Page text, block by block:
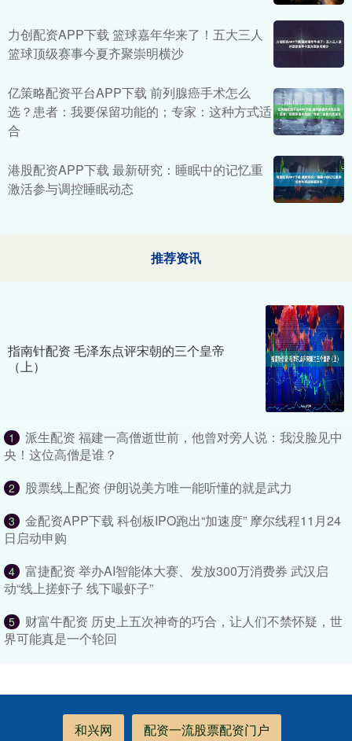
力创配资APP下载 篮球嘉年华来了！五大三人
篮球顶级赛事今夏齐聚崇明横沙
亿策略配资平台APP下载 前列腺癌手术怎么
选？患者：我要保留功能的；专家：这种方式适
合
港股配资APP下载 最新研究：睡眠中的记忆重
激活参与调控睡眠动态
推荐资讯
指南针配资 毛泽东点评宋朝的三个皇帝
（上）
1
派生配资 福建一高僧逝世前，他曾对旁人说：我没脸见中
央！这位高僧是谁？
2 股票线上配资 伊朗说美方唯一能听懂的就是武力
3
金配资APP下载 科创板IPO跑出“加速度” 摩尔线程11月24
日启动申购
4
富捷配资 举办AI智能体大赛、发放300万消费券 武汉启
动“线上搓虾子 线下嘬虾子”
5
财富牛配资 历史上五次神奇的巧合，让人们不禁怀疑，世
界可能真是一个轮回
和兴网 配资一流股票配资门户